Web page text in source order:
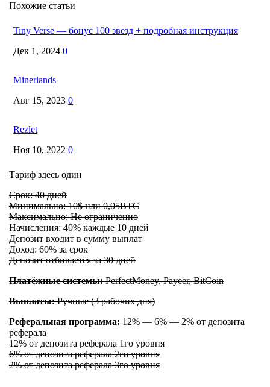
Похожие статьи
Tiny Verse — бонус 100 звезд + подробная инструкция
Дек 1, 2024 0
Minerlands
Авг 15, 2023 0
Rezlet
Ноя 10, 2022 0
Тариф здесь один
Срок: 40 дней
Минимально: 10$ или 0,05BTC
Максимально: Не ограниченно
Начисления: 40% каждые 10 дней
Депозит входит в сумму выплат
Доход: 60% за срок
Депозит отбивается за 30 дней
Платёжные системы:PerfectMoney, Payeer, BitCoin
Выплаты:Ручные (3 рабочих дня)
Реферальная программа:12% — 6% — 2% от депозита
реферала
12% от депозита реферала 1го уровня
6% от депозита реферала 2го уровня
2% от депозита реферала 3го уровня